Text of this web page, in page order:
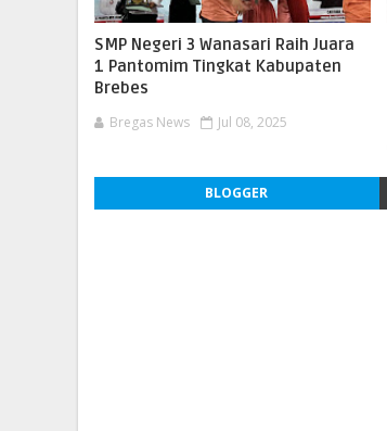
SMP Negeri 3 Wanasari Raih Juara
1 Pantomim Tingkat Kabupaten
Brebes
Bregas News Jul 08, 2025
BLOGGER